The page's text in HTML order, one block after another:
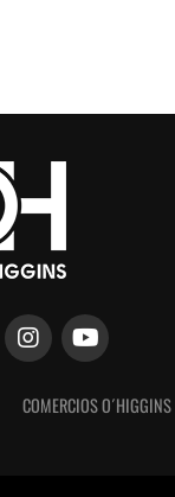
COMERCIOS O´HIGGINS